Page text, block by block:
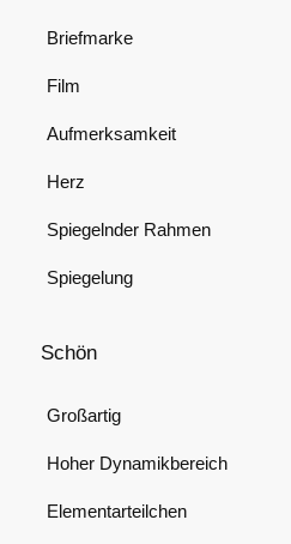
Briefmarke
Film
Aufmerksamkeit
Herz
Spiegelnder Rahmen
Spiegelung
Schön
Großartig
Hoher Dynamikbereich
Elementarteilchen